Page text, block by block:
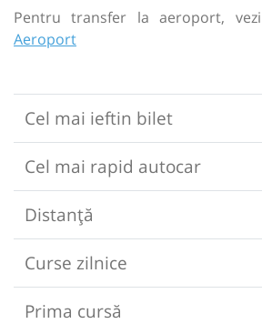
Pentru transfer la aeroport, vezi
Aeroport
Cel mai ieftin bilet
Cel mai rapid autocar
Distanță
Curse zilnice
Prima cursă